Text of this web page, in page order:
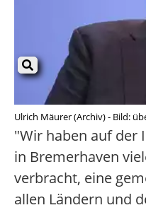
Ulrich Mäurer (Archiv) - Bild:
"Wir haben auf der
in Bremerhaven
verbracht, eine
allen Ländern und